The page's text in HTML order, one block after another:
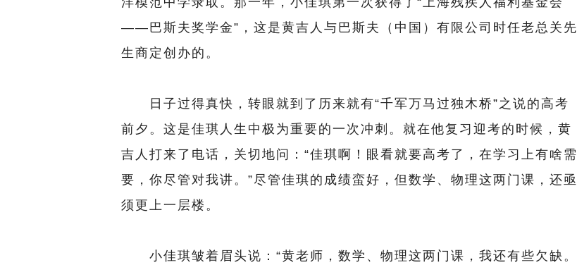
——巴斯夫奖学金”，这是黄吉人与巴斯夫（中国）有限公司时任老总关先
生商定创办的。
日子过得真快，转眼就到了历来就有“千军万马过独木桥”之说的高考
前夕。这是佳琪人生中极为重要的一次冲刺。就在他复习迎考的时候，黄
吉人打来了电话，关切地问：“佳琪啊！眼看就要高考了，在学习上有啥需
要，你尽管对我讲。”尽管佳琪的成绩蛮好，但数学、物理这两门课，还亟
须更上一层楼。
小佳琪皱着眉头说：“黄老师，数学、物理这两门课，我还有些欠缺。